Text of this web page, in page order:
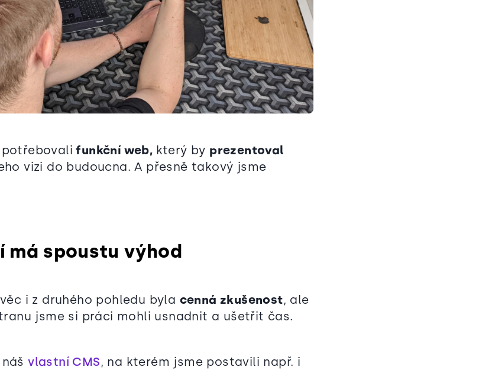
funkční web, který by prezentoval
vizi do budoucna. A přesně takový jsme
má spoustu výhod
i z druhého pohledu byla cenná zkušenost, ale
jsme si práci mohli usnadnit a ušetřit čas.
nášvlastní CMS, na kterém jsme postavili např. i